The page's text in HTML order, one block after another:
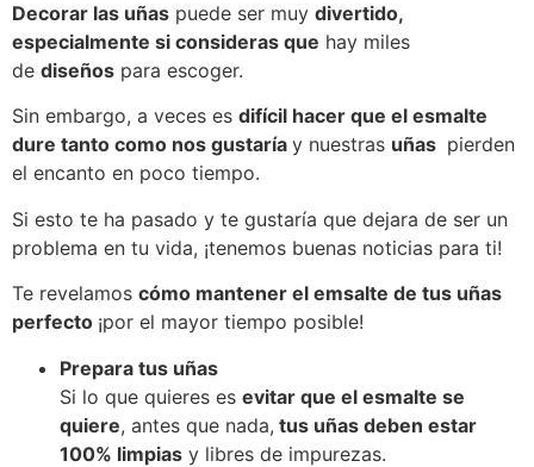
Decorar las uñas puede ser muy divertido,
especialmente si consideras que hay miles
de diseños para escoger.
Sin embargo, a veces es difícil hacer que el esmalte
dure tanto como nos gustaría y nuestras uñas pierden
el encanto en poco tiempo.
Si esto te ha pasado y te gustaría que dejara de ser un
problema en tu vida, ¡tenemos buenas noticias para ti!
Te revelamos cómo mantener el emsalte de tus uñas
perfecto ¡por el mayor tiempo posible!
Prepara tus uñas
Si lo que quieres es evitar que el esmalte se
quiere, antes que nada, tus uñas deben estar
100% limpias y libres de impurezas.